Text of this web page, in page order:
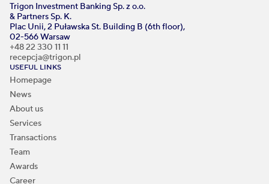
Trigon Investment Banking Sp. z o.o.
& Partners Sp. K.
Plac Unii, 2 Puławska St. Building B (6th floor),
02-566 Warsaw
+48 22 330 11 11
recepcja@trigon.pl
USEFUL LINKS
Homepage
News
About us
Services
Transactions
Team
Awards
Career